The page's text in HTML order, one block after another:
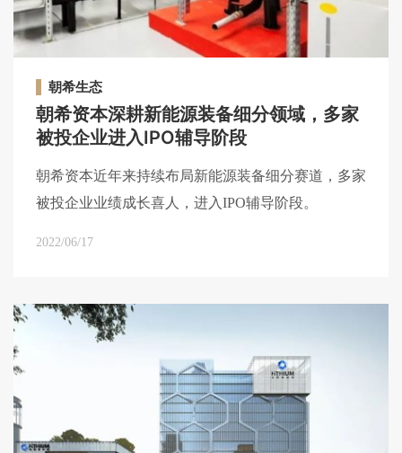
朝希生态
朝希资本深耕新能源装备细分领域，多家
被投企业进入IPO辅导阶段
朝希资本近年来持续布局新能源装备细分赛道，多家
被投企业业绩成长喜人，进入IPO辅导阶段。
2022/06/17